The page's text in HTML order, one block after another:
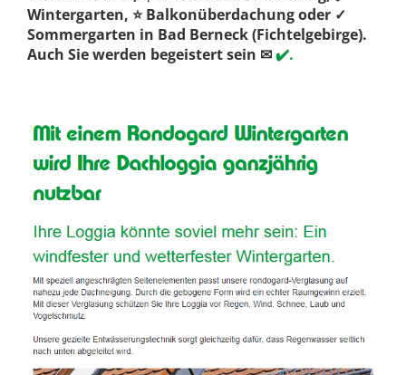
Wintergarten, ⭐ Balkonüberdachung oder ✓
Sommergarten in Bad Berneck (Fichtelgebirge).
Auch Sie werden begeistert sein ✉✔️.